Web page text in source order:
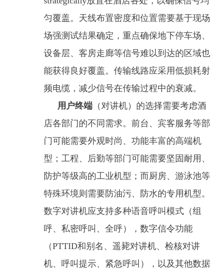
匀覆盖。天线布置密度和位置需要基于现场
场强测试结果确定，重点确保地下停车场、
设备层、客房走廊等信号难以到达的区域也
能获得良好覆盖。传输线路应采用低损耗射
频电缆，减少信号在传输过程中的衰减。
用户终端 （对讲机）的选择需要考虑酒
店各部门的不同需求。前台、宾客服务等部
门可能需要外观时尚、功能丰富的高端机
型；工程、后勤等部门可能需要坚固耐用、
防护等级高的工业机型；而厨房、游泳池等
特殊环境则需要防油污、防水的专用机型。
数字对讲机应支持多种语音呼叫模式（组
呼、私密呼叫、全呼），数字信令功能
（PTTID和别名、遥毙对讲机、检核对讲
机、呼叫提示、紧急呼叫），以及其他数据